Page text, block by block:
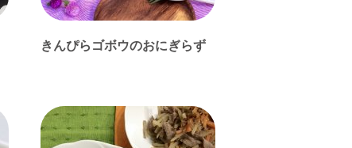
きんぴらゴボウのおにぎらず